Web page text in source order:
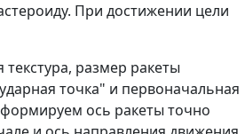
При достижении цели
размер ракеты
точка" и первоначальная
формируем ось ракеты точно